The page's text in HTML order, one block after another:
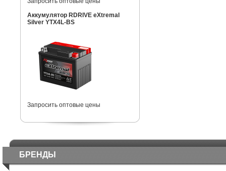
Аккумулятор RDRIVE eXtremal
Silver YTX4L-BS
Запросить оптовые цены
БРЕНДЫ